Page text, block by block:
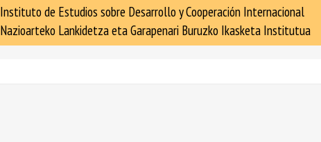
Instituto de Estudios sobre Desarrollo y Cooperación Internacional
Nazioarteko Lankidetza eta Garapenari Buruzko Ikasketa Institutua